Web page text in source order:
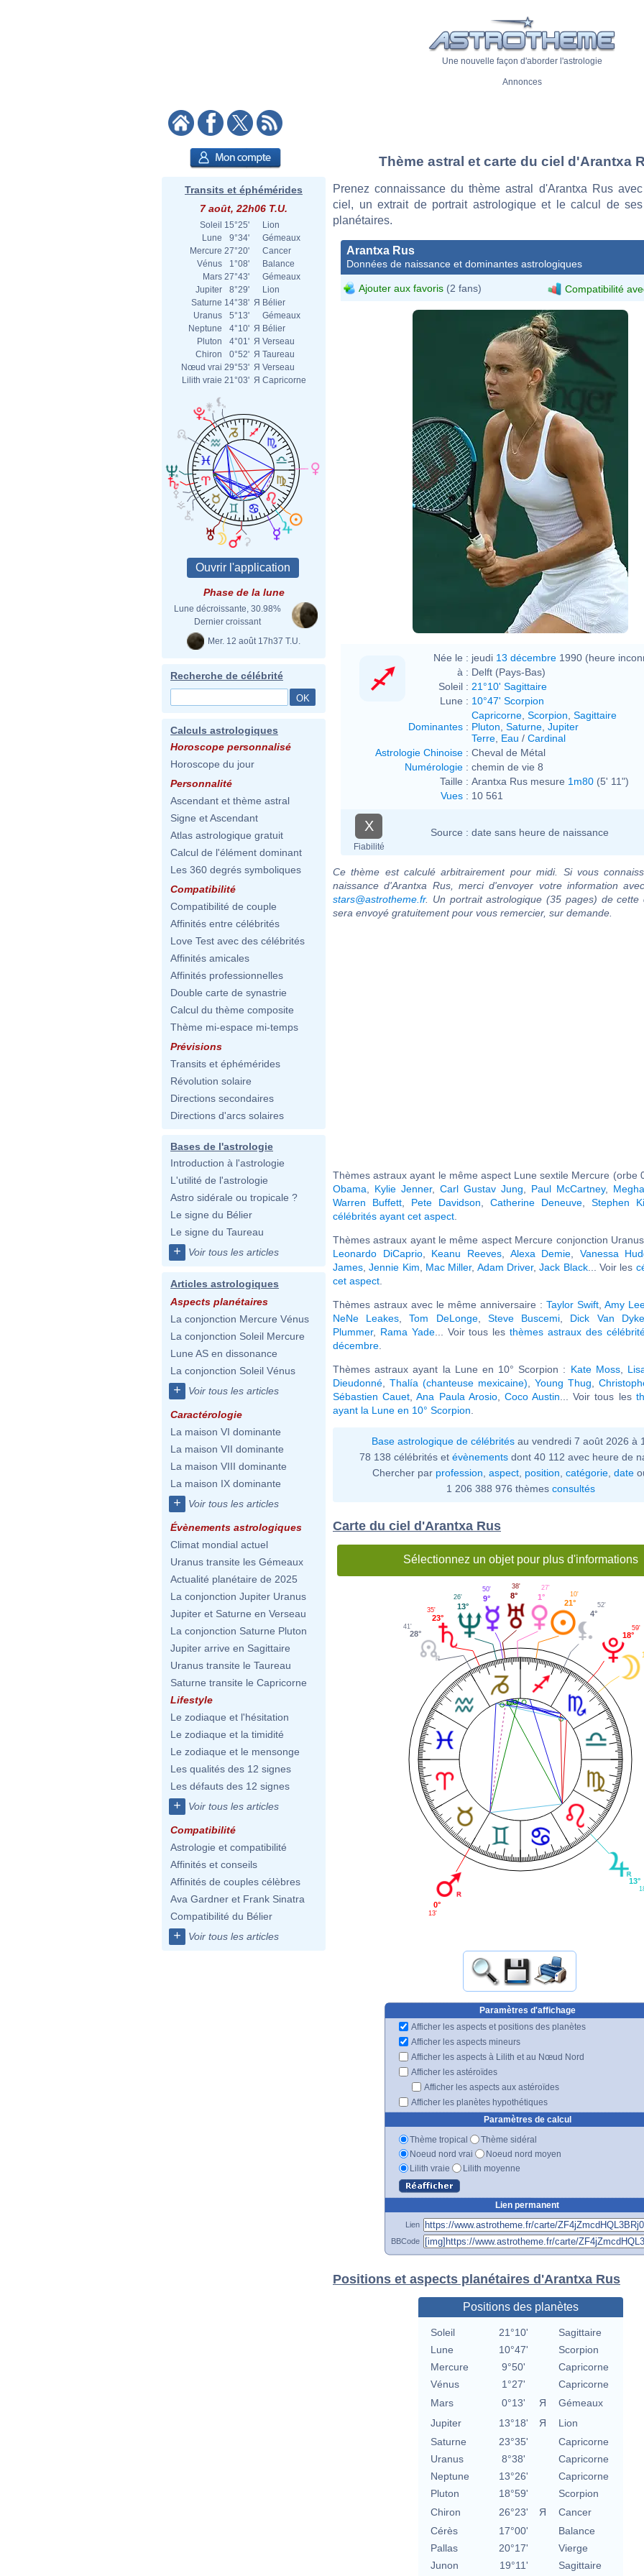
Une nouvelle façon d'aborder l'astrologie
Annonces
Transits et éphémérides
7 août, 22h06 T.U.
Soleil 15°25'
Lion
Lune
9°34'
Gémeaux
Mercure 27°20'
Cancer
Vénus
1°08'
Balance
Mars 27°43'
Gémeaux
Jupiter
8°29'
Lion
Saturne 14°38' Я Bélier
Uranus
5°13'
Gémeaux
Neptune
4°10' Я Bélier
Pluton
4°01' Я Verseau
Chiron
0°52' Я Taureau
Nœud vrai 29°53' Я Verseau
Lilith vraie 21°03' Я Capricorne
Phase de la lune
Lune décroissante, 30.98%
Dernier croissant
Mer. 12 août 17h37 T.U.
Recherche de célébrité
Calculs astrologiques
Horoscope personnalisé
Horoscope du jour
Personnalité
Ascendant et thème astral
Signe et Ascendant
Atlas astrologique gratuit
Calcul de l'élément dominant
Les 360 degrés symboliques
Compatibilité
Compatibilité de couple
Affinités entre célébrités
Love Test avec des célébrités
Affinités amicales
Affinités professionnelles
Double carte de synastrie
Calcul du thème composite
Thème mi-espace mi-temps
Prévisions
Transits et éphémérides
Révolution solaire
Directions secondaires
Directions d'arcs solaires
Bases de l'astrologie
Introduction à l'astrologie
L'utilité de l'astrologie
Astro sidérale ou tropicale ?
Le signe du Bélier
Le signe du Taureau
+ Voir tous les articles
Articles astrologiques
Aspects planétaires
La conjonction Mercure Vénus
La conjonction Soleil Mercure
Lune AS en dissonance
La conjonction Soleil Vénus
+ Voir tous les articles
Caractérologie
La maison VI dominante
La maison VII dominante
La maison VIII dominante
La maison IX dominante
+ Voir tous les articles
Évènements astrologiques
Climat mondial actuel
Uranus transite les Gémeaux
Actualité planétaire de 2025
La conjonction Jupiter Uranus
Jupiter et Saturne en Verseau
La conjonction Saturne Pluton
Jupiter arrive en Sagittaire
Uranus transite le Taureau
Saturne transite le Capricorne
Lifestyle
Le zodiaque et l'hésitation
Le zodiaque et la timidité
Le zodiaque et le mensonge
Les qualités des 12 signes
Les défauts des 12 signes
+ Voir tous les articles
Compatibilité
Astrologie et compatibilité
Affinités et conseils
Affinités de couples célèbres
Ava Gardner et Frank Sinatra
Compatibilité du Bélier
+ Voir tous les articles
Thème astral et carte du ciel d'Arantxa
Prenez connaissance du thème astral d'Arantxa Rus
ciel, un extrait de portrait astrologique et le calcul de
planétaires.
Arantxa Rus
Données de naissance et dominantes astrologiques
Ajouter aux favoris (2 fans) Compatibilité
Née le : jeudi 13 décembre 1990 (heure
à : Delft (Pays-Bas)
Soleil : 21°10' Sagittaire
Lune : 10°47' Scorpion
Dominantes :
Capricorne Scorpion Sagittaire
Pluton Saturne Jupiter
Terre Eau / Cardinal
Astrologie Chinoise : Cheval de Métal
Numérologie : chemin de vie 8
Taille : Arantxa Rus mesure 1m80 (5' 11")
Vues : 10 561
X
Fiabilité
Source : date sans heure de naissance
Ce thème est calculé arbitrairement pour midi. Si vous
naissance d'Arantxa Rus, merci d'envoyer votre information
stars@astrotheme.fr. Un portrait astrologique (35 pages) de cette
sera envoyé gratuitement pour vous remercier, sur demande.
Thèmes astraux ayant le même aspect Lune sextile Mercure (orbe
Obama
Kylie Jenner, Carl Gustav Jung Paul McCartney,
Warren Buffett
Pete Davidson Catherine Deneuve Stephen
célébrités ayant cet aspect
Thèmes astraux ayant le même aspect Mercure conjonction
Leonardo DiCaprio, Keanu Reeves, Alexa Demie Vanessa
James ,Jennie Kim Mac Miller, Adam Driver,Jack Black... Voir les
cet aspect
Thèmes astraux avec le même anniversaire : Taylor Swift Amy
NeNe Leakes ,Tom DeLonge, Steve Buscemi Dick Van Dyke
Plummer, Rama Yade... Voir tous lesthèmes astraux des
décembre
Thèmes astraux ayant la Lune en 10° Scorpion : Kate Moss,
Dieudonné
Thalía (chanteuse mexicaine) Young Thug
Sébastien Cauet ,Ana Paula Arosio, Coco Austin ... Voir tous les
ayant la Lune en 10° Scorpion
Base astrologique de célébrités au vendredi 7 août 2026 à
78 138 célébrités et évènementsdont 40 112 avec heure de
Chercher par profession aspect position catégorie date
1 206 388 976 thèmes consultés
Carte du ciel d'Arantxa Rus
Sélectionnez un objet pour plus d'informations
18°
59'
4°
52'
21°
10'
1°
27'
8°
38'
9°
50'
13°
26'
23°
35'
28°
41'
0°
13'
13°
Paramètres d'affichage
Afficher les aspects et positions des planètes
Afficher les aspects mineurs
Afficher les aspects à Lilith et au Nœud Nord
Afficher les astéroïdes
Afficher les aspects aux astéroïdes
Afficher les planètes hypothétiques
Paramètres de calcul
Thème tropical
Thème sidéral
Noeud nord vrai
Noeud nord moyen
Lilith vraie
Lilith moyenne
Lien permanent
Lien
BBCode
Positions et aspects planétaires d'Arantxa Rus
Positions des planètes
Soleil 21°10'
Sagittaire
Lune
10°47'
Scorpion
Mercure
9°50'
Capricorne
Vénus
1°27'
Capricorne
Mars
0°13' Я
Gémeaux
Jupiter
13°18' Я
Lion
Saturne
23°35'
Capricorne
Uranus
8°38'
Capricorne
Neptune
13°26'
Capricorne
Pluton
18°59'
Scorpion
Chiron
26°23' Я
Cancer
Cérès
17°00'
Balance
Pallas
20°17'
Vierge
Junon
19°11' Sagittaire